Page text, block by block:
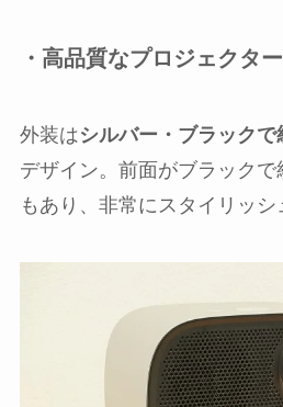
・高品質なプロジェクタ
外装はシルバー・ブラックで
デザイン。前面がブラックで
もあり、非常にスタイリッシ